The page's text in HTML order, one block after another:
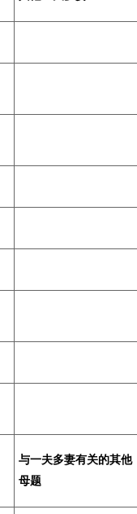
与一夫多妻有关的其他
母题